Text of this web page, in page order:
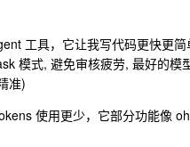
工具，它让我写代码更快更
模式, 避免审核疲劳, 最好的模
准)
使用更少，它部分功能像